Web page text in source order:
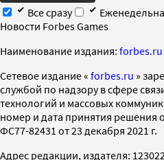
Все сразу
Новости Forbes Games
Наименование издания: forbes.ru
Cетевое издание « forbes.ru »
службой по надзору в сфере
технологий и массовых
номер и дата принятия решения
ФС77-82431 от 23 декабря 2021 г.
Адрес редакции, издателя: